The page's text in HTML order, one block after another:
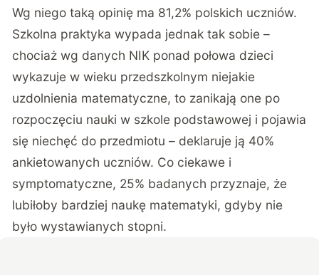
Wg niego taką opinię ma 81,2% polskich uczniów.
Szkolna praktyka wypada jednak tak sobie –
chociaż wg danych NIK ponad połowa dzieci
wykazuje w wieku przedszkolnym niejakie
uzdolnienia matematyczne, to zanikają one po
rozpoczęciu nauki w szkole podstawowej i pojawia
się niechęć do przedmiotu – deklaruje ją 40%
ankietowanych uczniów. Co ciekawe i
symptomatyczne, 25% badanych przyznaje, że
lubiłoby bardziej naukę matematyki, gdyby nie
było wystawianych stopni.